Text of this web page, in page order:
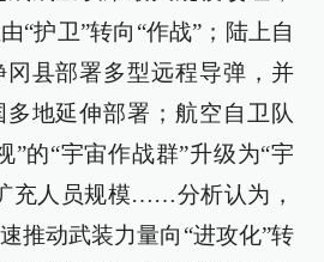
“护卫”转向“作战”；陆上自
冈县部署多型远程导弹，并
地延伸部署；航空自卫队
”的“宇宙作战群”升级为“宇
充人员规模……分析认为，
推动武装力量向“进攻化”转